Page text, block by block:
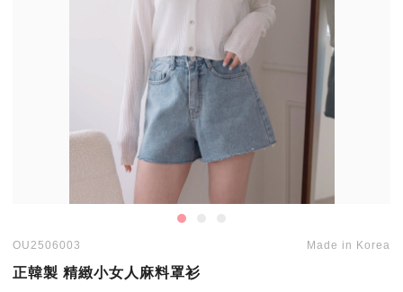
OU2506003 Made in Korea
正韓製 精緻小女人麻料罩衫